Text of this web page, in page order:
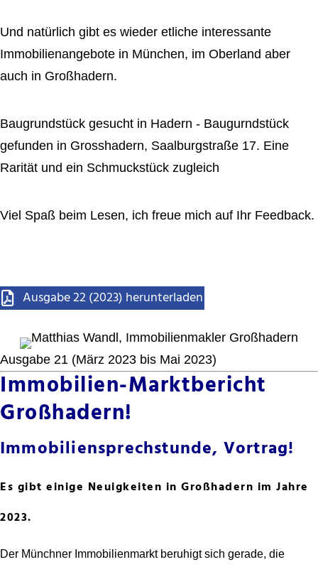
Und natürlich gibt es wieder etliche interessante
Immobilienangebote in München, im Oberland aber
auch in Großhadern.
Baugrundstück gesucht in Hadern - Baugurndstück
gefunden in Grosshadern, Saalburgstraße 17. Eine
Rarität und ein Schmuckstück zugleich
Viel Spaß beim Lesen, ich freue mich auf Ihr Feedback.
Ausgabe 22 (2023) herunterladen
Ausgabe 21 (März 2023 bis Mai 2023)
Immobilien-Marktbericht
Großhadern!
Immobiliensprechstunde, Vortrag!
Es gibt einige Neuigkeiten in Großhadern im Jahre
2023.
Der Münchner Immobilienmarkt beruhigt sich gerade, die